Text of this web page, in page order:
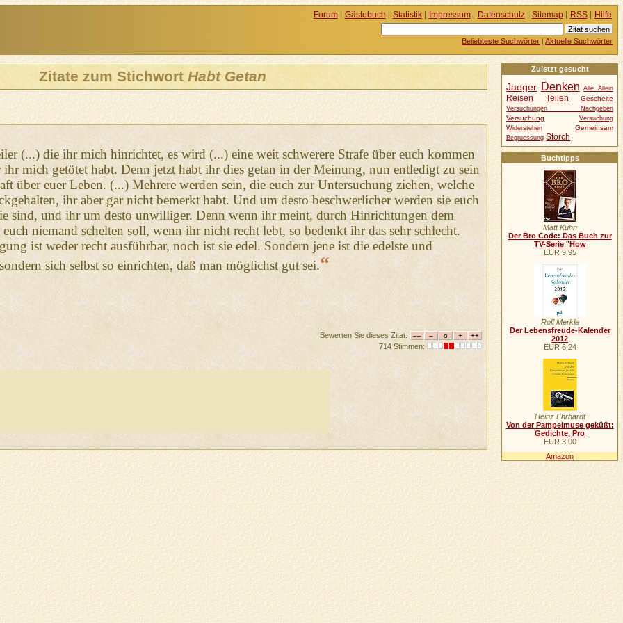
Zitate zum Stichwort Habt Getan
(...) die ihr mich hinrichtet, es wird (...) eine weit schwerere Strafe über euch kommen
mich getötet habt. Denn jetzt habt ihr dies getan in der Meinung, nun entledigt zu sein
über euer Leben. (...) Mehrere werden sein, die euch zur Untersuchung ziehen, welche
ihr aber gar nicht bemerkt habt. Und um desto beschwerlicher werden sie euch
sind, und ihr um desto unwilliger. Denn wenn ihr meint, durch Hinrichtungen dem
niemand schelten soll, wenn ihr nicht recht lebt, so bedenkt ihr das sehr schlecht.
ist weder recht ausführbar, noch ist sie edel. Sondern jene ist die edelste und
sich selbst so einrichten, daß man möglichst gut sei.“
Bewerten Sie dieses Zitat:
714 Stimmen:
Zuletzt gesucht
Jaeger Denken Alle Allein
Reisen Teilen Gescheite
Versuchungen Nachgeben
Versuchung
Versuchung
Widerstehen
Gemeinsam
Begruessung Storch
Buchtipps
Matt Kuhn
Der Bro Code: Das Buch zur
TV-Serie "How
EUR 9,95
Rolf Merkle
Der Lebensfreude-Kalender
2012
EUR 6,24
Heinz Ehrhardt
Von der Pampelmuse geküßt:
Gedichte, Pro
EUR 3,00
Amazon
Forum| Gästebuch | Statistik| Impressum| Datenschutz| Sitemap| RSS| Hilfe
Beliebteste Suchwörter |Aktuelle Suchwörter